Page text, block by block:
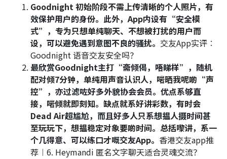
Goodnight 初始阶段不需上传清晰的个人照片，有
效保护用户的身份。此外，App内设有“安全模
式”，专为只想单纯聊天、不想被打扰的用户而
设，可以避免遇到意图不良的骚扰。 交友App实评︰
Goodnight 语音交友安全吗？
最欣赏Goodnight主打“斋倾偈，唔睇样”，随机
配对倾7分钟，单纯用声音认识人，啱晒我呢啲“声
控”，亦过滤咗好多外貌协会会员。优点系够直
接，啱倾就即刻知。缺点就系好讲彩数，有时会
Dead Air超尴尬，而且好多人只系想揾人摄时间甚
至玩玩下，想揾稳定对象要啲时间。总括嚟讲，系一
个几得意、可以练口才嘅交友App。 香港交友app推
荐︱6. Heymandi 匿名文字聊天适合灵魂交流？